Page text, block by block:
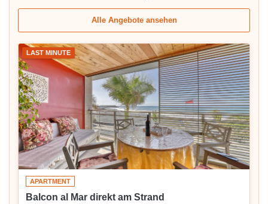
Alle Angebote ansehen
LAST MINUTE
APARTMENT
Balcon al Mar direkt am Strand